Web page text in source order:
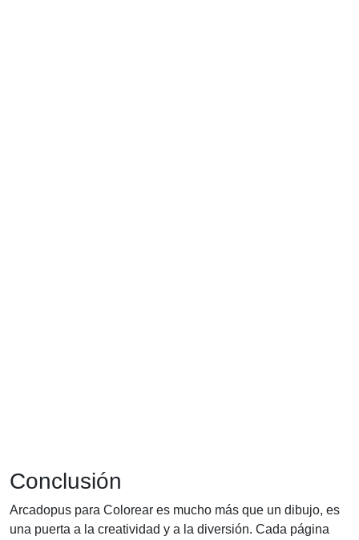
Conclusión
Arcadopus para Colorear es mucho más que un dibujo, es
una puerta a la creatividad y a la diversión. Cada página